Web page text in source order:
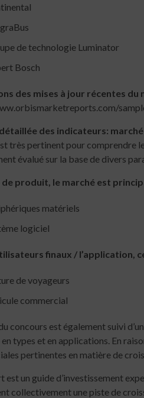
de technologie Luminator
Bosch
des mises à jour récentes
des indicateurs:
très pertinent pour comprendre
évalué sur la base de divers
produit, le marché est
matériels
logiciel
finaux / l’application,
de voyageurs
commercial
concours est également suivi
types et en applications. En
pertinentes en matière de
est un guide d’investissement
collectivement une piste de